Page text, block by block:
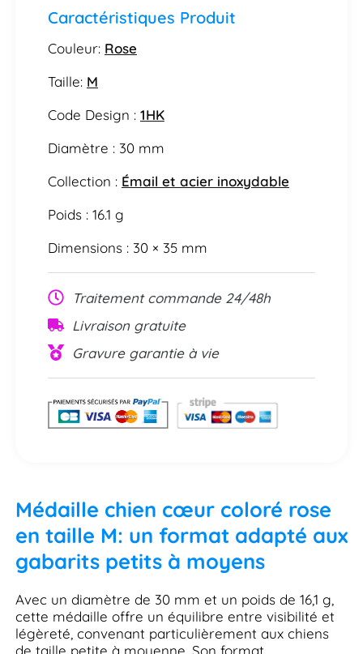
Caractéristiques Produit
Couleur: Rose
Taille: M
Code Design : 1HK
Diamètre : 30 mm
Collection : Émail et acier inoxydable
Poids : 16.1 g
Dimensions : 30 × 35 mm
Traitement commande 24/48h
Livraison gratuite
Gravure garantie à vie
Médaille chien cœur coloré rose
en taille M: un format adapté aux
gabarits petits à moyens
Avec un diamètre de 30 mm et un poids de 16,1 g,
cette médaille offre un équilibre entre visibilité et
légèreté, convenant particulièrement aux chiens